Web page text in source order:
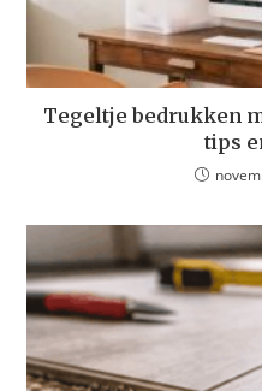
Tegeltje bedrukken
tips